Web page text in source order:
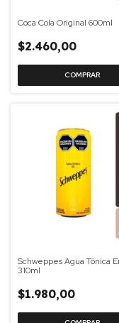
Coca Cola Original 600ml
$2.460,00
Schweppes Agua Tónica
310ml
$1.980,00